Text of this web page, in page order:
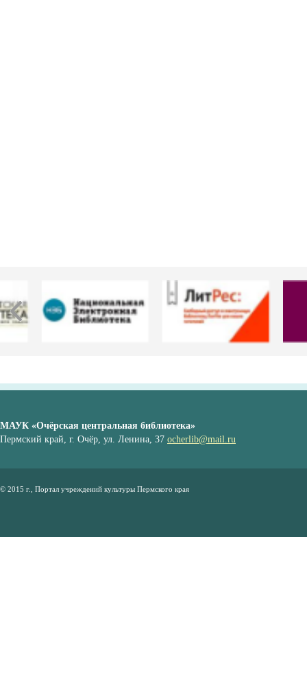
МАУК «Очёрская центральная библиотека»
Пермский край, г. Очёр, ул. Ленина, 37 ocherlib@mail.ru
© 2015 г., Портал учреждений культуры Пермского края